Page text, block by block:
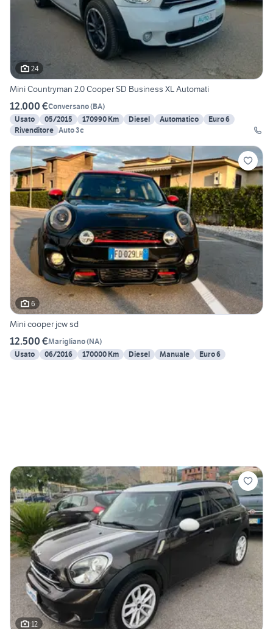
24
Mini Countryman 2.0 Cooper SD Business XL Automati
12.000 €Conversano(BA)
Usato
05/2015 170990 Km Diesel Automatico
Euro 6
Rivenditore Auto 3c
6
Mini cooper jcw sd
12.500 €Marigliano(NA)
Usato
06/2016 170000 Km Diesel Manuale Euro 6
12